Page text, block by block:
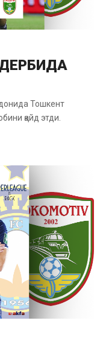
Тошкент
қайд этди.